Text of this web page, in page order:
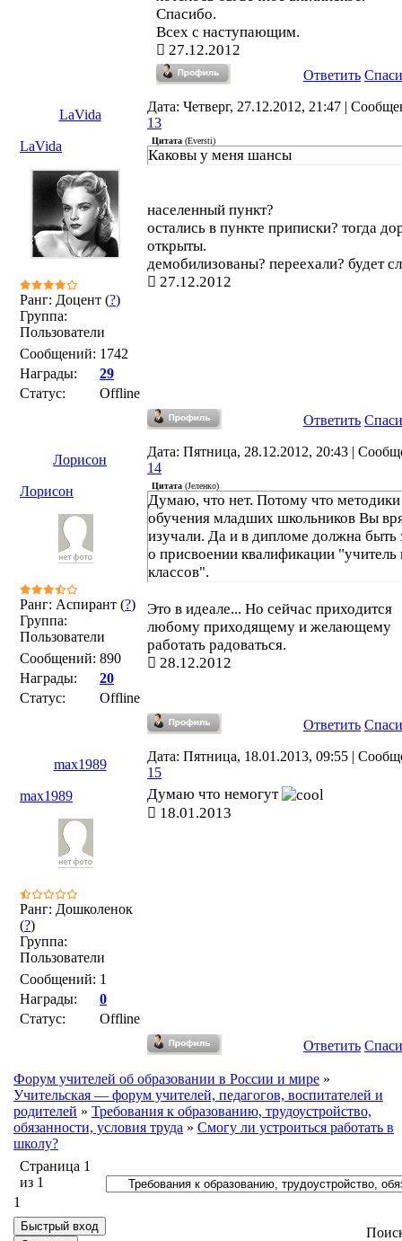
Спасибо.
Всех с наступающим.
27.12.2012
Ответить
LaVida
Дата: Четверг, 27.12.2012, 21:47 |
13
LaVida
Ранг: Доцент (?)
Группа:
Пользователи
Сообщений: 1742
Награды:
29
Статус:
Offline
Цитата (Eversti)
Каковы у меня шансы
населенный пункт?
остались в пункте приписки? тогда
открыты.
демобилизованы? переехали? будет
27.12.2012
Ответить
Лорисон
Дата: Пятница, 28.12.2012, 20:43 |
14
Лорисон
Ранг: Аспирант (?)
Группа:
Пользователи
Сообщений: 890
Награды:
20
Статус:
Offline
Цитата (Јеленко)
Думаю, что нет. Потому что методики
обучения младших школьников Вы
изучали. Да и в дипломе должна быть
о присвоении квалификации "учитель
классов".
Это в идеале... Но сейчас приходится
любому приходящему и желающему
работать радоваться.
28.12.2012
Ответить
max1989
Дата: Пятница, 18.01.2013, 09:55 |
15
max1989
Ранг: Дошколенок
(?)
Группа:
Пользователи
Сообщений: 1
Награды:
0
Статус:
Offline
Думаю что немогут
18.01.2013
Ответить
Форум учителей об образовании в России и мире »
Учительская — форум учителей, педагогов, воспитателей и
родителей » Требования к образованию, трудоустройство,
обязанности, условия труда » Смогу ли устроиться работать в
школу?
Страница 1
из 1
1